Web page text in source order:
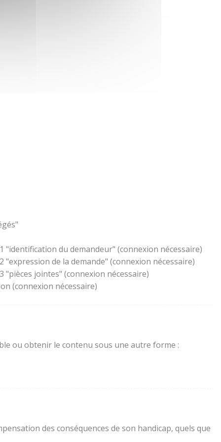
du demandeur" (connexion nécessaire)
de la demande" (connexion nécessaire)
jointes" (connexion nécessaire)
(connexion nécessaire)
ou obtenir le contenu sous une autre forme :
des conséquences de son handicap, quels que